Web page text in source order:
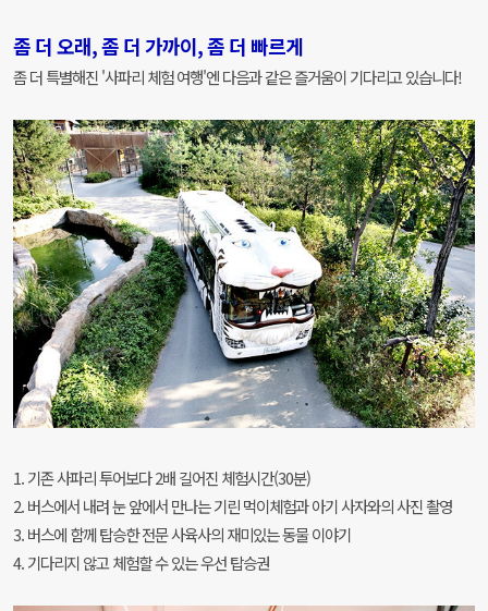
좀 더 오래, 좀 더 가까이, 좀 더 빠르게
좀 더 특별해진 '사파리 체험 여행'엔 다음과 같은 즐거움이 기다리고 있습니다!
1. 기존 사파리 투어보다 2배 길어진 체험시간(30분)
2. 버스에서 내려 눈 앞에서 만나는 기린 먹이체험과 아기 사자와의 사진 촬영
3. 버스에 함께 탑승한 전문 사육사의 재미있는 동물 이야기
4. 기다리지 않고 체험할 수 있는 우선 탑승권